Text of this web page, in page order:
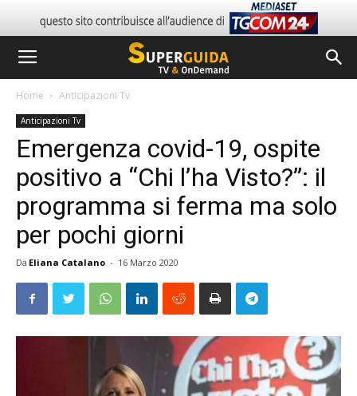
Home Anticipazioni Tv
Anticipazioni Tv
Emergenza covid-19, ospite
positivo a “Chi l’ha Visto?”: il
programma si ferma ma solo
per pochi giorni
Da Eliana Catalano - 16 Marzo 2020